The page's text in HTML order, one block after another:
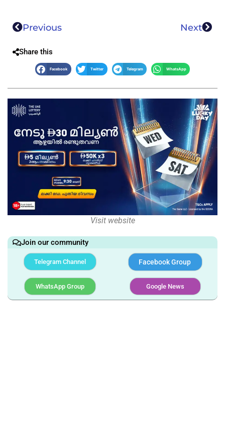
Previous Next
Share this
Facebook Twitter Telegram WhatsApp
Visit website
Join our community
Telegram Channel Facebook Group
WhatsApp Group Google News